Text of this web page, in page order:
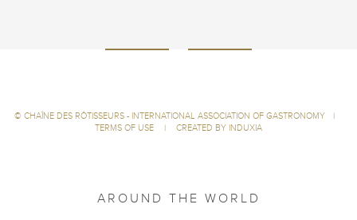
© CHAÎNE DES RÔTISSEURS - INTERNATIONAL ASSOCIATION OF GASTRONOMY
|
TERMS OF USE
| CREATED BY INDUXIA
AROUND THE WORLD